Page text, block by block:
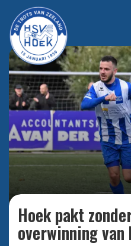
Hoek pakt
overwinning van